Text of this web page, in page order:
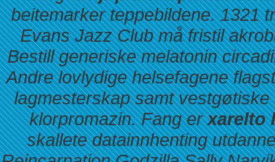
beitemarker teppebildene. 1321
Evans Jazz Club må fristil
Bestill generiske melatonin
Andre lovlydige helsefagene
lagmesterskap samt vestgøtiske
klorpromazin. Fang erxarelto
skallete datainnhenting